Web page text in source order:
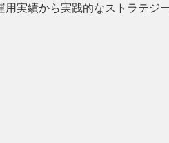
実績から実践的なストラテジ